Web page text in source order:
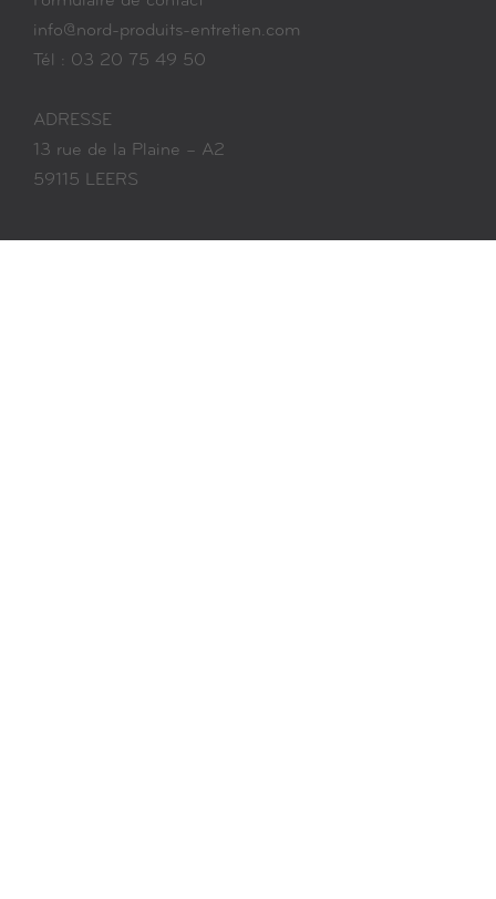
info@nord-produits-entretien.com
Tél : 03 20 75 49 50
ADRESSE
13 rue de la Plaine – A2
59115 LEERS